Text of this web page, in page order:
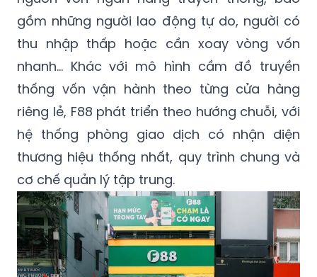
gồm những người lao động tự do, người có
thu nhập thấp hoặc cần xoay vòng vốn
nhanh... Khác với mô hình cầm đồ truyền
thống vốn vận hành theo từng cửa hàng
riêng lẻ, F88 phát triển theo hướng chuỗi, với
hệ thống phòng giao dịch có nhận diện
thương hiệu thống nhất, quy trình chung và
cơ chế quản lý tập trung.